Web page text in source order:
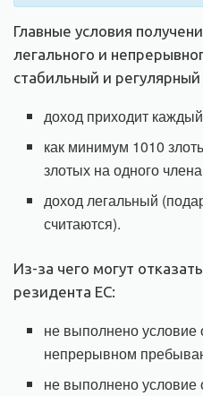
Главные условия
легального и
стабильный и
доход приходит
как минимум 1010
злотых на одного
доход легальный
считаются).
Из-за чего могут
резидента ЕС:
не выполнено условие
непрерывном
не выполнено условие